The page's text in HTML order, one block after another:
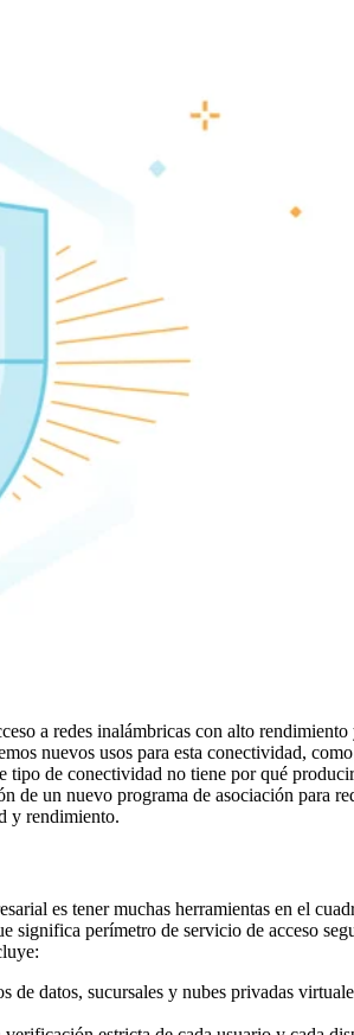
a redes inalámbricas con alto rendimiento
nuevos usos para esta conectividad,
tipo de conectividad no tiene por qué
de un nuevo programa de asociación para
y rendimiento.
es tener muchas herramientas en el
significa perímetro de servicio de acceso
datos, sucursales y nubes privadas